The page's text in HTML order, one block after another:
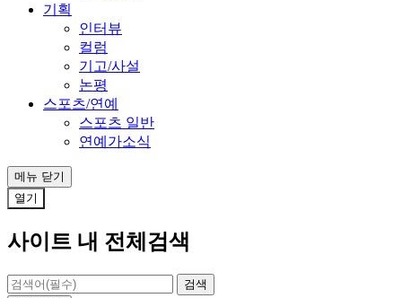
기획
인터뷰
컬럼
기고/사설
논평
스포츠/연예
스포츠 일반
연예가소식
메뉴 닫기
열기
사이트 내 전체검색